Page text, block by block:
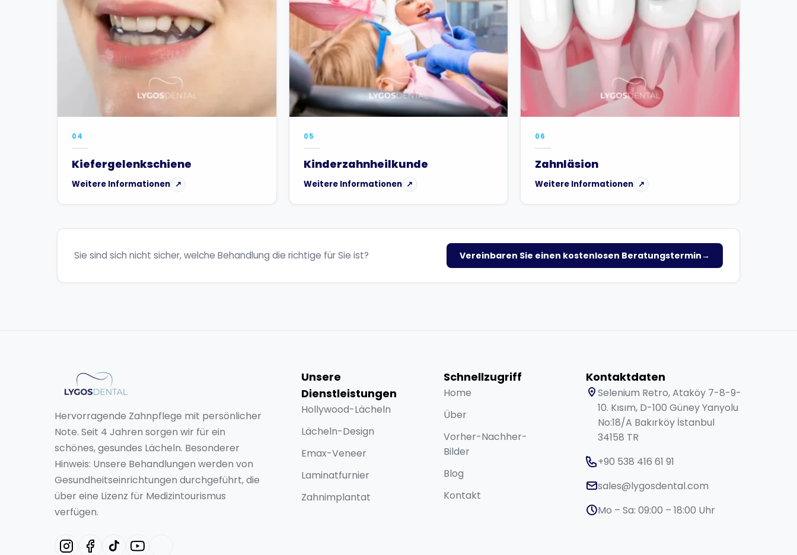
04
Kiefergelenkschiene
Weitere Informationen ↗
05
Kinderzahnheilkunde
Weitere Informationen ↗
06
Zahnläsion
Weitere Informationen ↗
Sie sind sich nicht sicher, welche Behandlung die richtige für Sie ist? Vereinbaren Sie einen kostenlosen Beratungstermin→
Hervorragende Zahnpflege mit persönlicher
Note. Seit 4 Jahren sorgen wir für ein
schönes, gesundes Lächeln. Besonderer
Hinweis: Unsere Behandlungen werden von
Gesundheitseinrichtungen durchgeführt, die
über eine Lizenz für Medizintourismus
verfügen.
Unsere
Dienstleistungen
Hollywood-Lächeln
Lächeln-Design
Emax-Veneer
Laminatfurnier
Zahnimplantat
Schnellzugriff
Home
Über
Vorher-Nachher-
Bilder
Blog
Kontakt
Kontaktdaten
Selenium Retro, Ataköy 7-8-9-
10. Kısım, D-100 Güney Yanyolu
No:18/A Bakırköy İstanbul
34158 TR
+90 538 416 61 91
sales@lygosdental.com
Mo – Sa: 09:00 – 18:00 Uhr